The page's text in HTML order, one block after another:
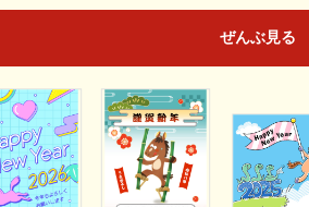
ぜんぶ見る